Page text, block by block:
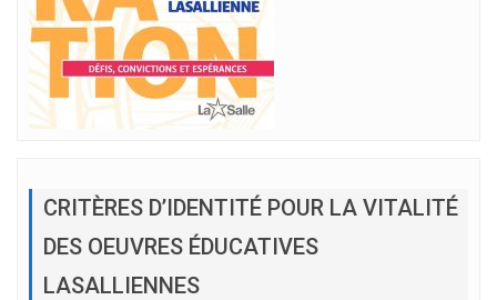
CRITÈRES D’IDENTITÉ POUR LA VITALITÉ
DES OEUVRES ÉDUCATIVES
LASALLIENNES